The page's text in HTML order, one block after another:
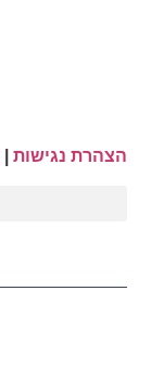
הצהרת נגישות